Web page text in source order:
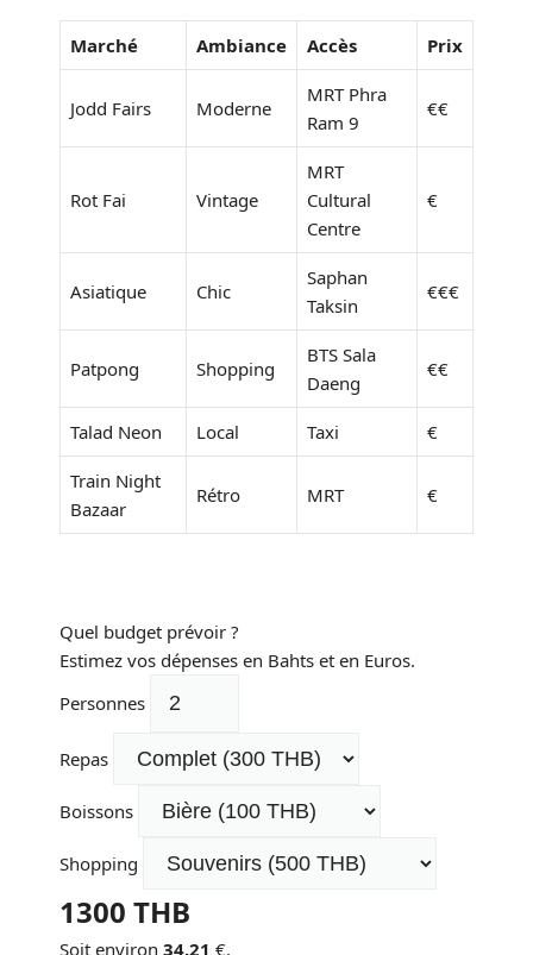
Marché Ambiance Accès Prix
Jodd Fairs Moderne
MRT Phra
Ram 9
€€
Rot Fai Vintage
MRT
Cultural
Centre
€
Asiatique Chic
Saphan
Taksin
€€€
Patpong Shopping
BTS Sala
Daeng
€€
Talad Neon Local Taxi €
Train Night
Bazaar
Rétro MRT €
Quel budget prévoir ?
Estimez vos dépenses en Bahts et en Euros.
Personnes
Repas
Boissons
Shopping
1300 THB
Soit environ 34.21 €.